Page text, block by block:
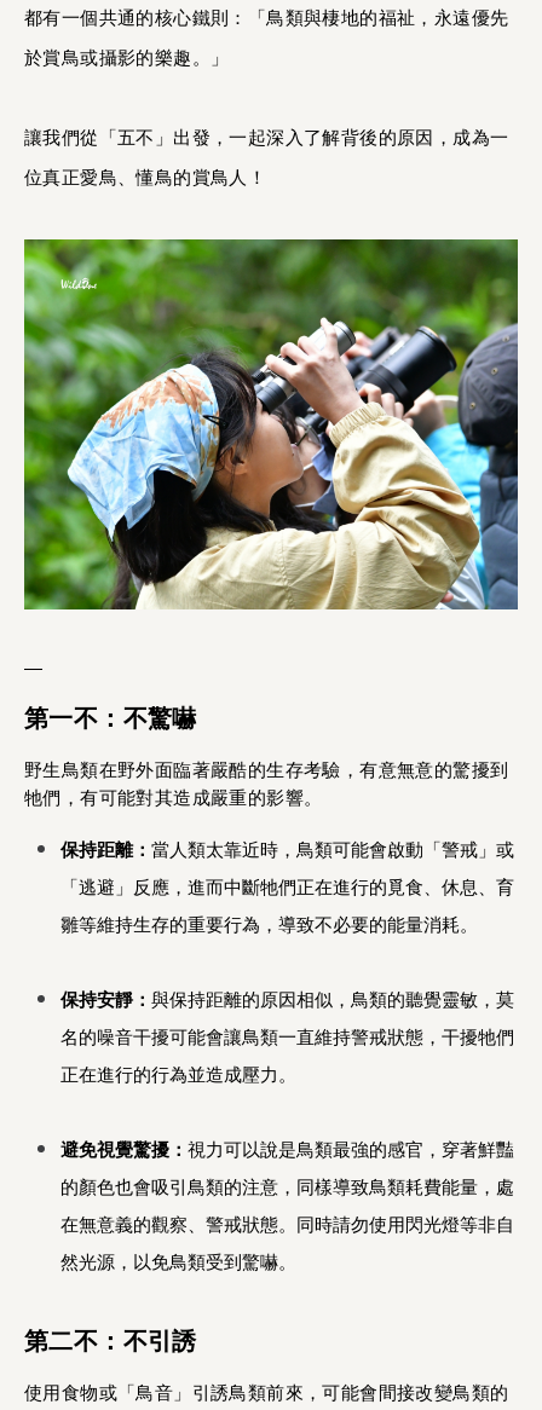
都有一個共通的核心鐵則：「鳥類與棲地的福祉，永遠優先
於賞鳥或攝影的樂趣。」
讓我們從「五不」出發，一起深入了解背後的原因，成為一
位真正愛鳥、懂鳥的賞鳥人！
—
第一不：不驚嚇
野生鳥類在野外面臨著嚴酷的生存考驗，有意無意的驚擾到
牠們，有可能對其造成嚴重的影響。
保持距離： 當人類太靠近時，鳥類可能會啟動「警戒」或
「逃避」反應，進而中斷牠們正在進行的覓食、休息、育
雛等維持生存的重要行為，導致不必要的能量消耗。
保持安靜： 與保持距離的原因相似，鳥類的聽覺靈敏，莫
名的噪音干擾可能會讓鳥類一直維持警戒狀態，干擾牠們
正在進行的行為並造成壓力。
避免視覺驚擾： 視力可以說是鳥類最強的感官，穿著鮮豔
的顏色也會吸引鳥類的注意，同樣導致鳥類耗費能量，處
在無意義的觀察、警戒狀態。同時請勿使用閃光燈等非自
然光源，以免鳥類受到驚嚇。
第二不：不引誘
使用食物或「鳥音」引誘鳥類前來，可能會間接改變鳥類的